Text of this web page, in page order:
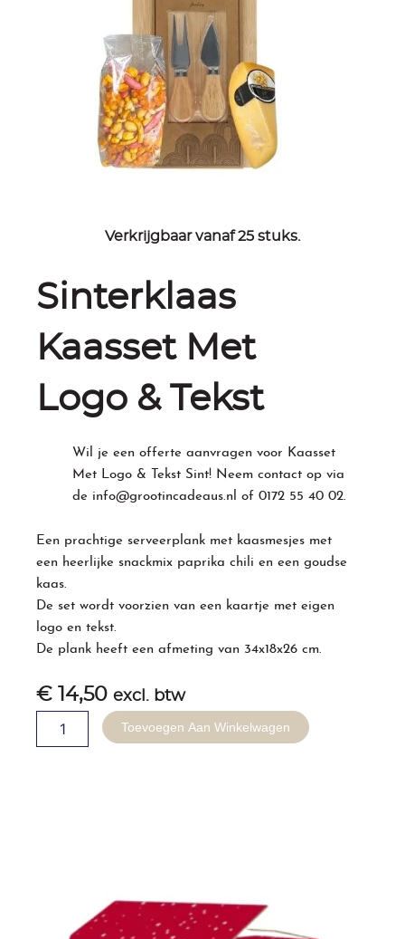
Sinterklaas
Kaasset Met
Logo & Tekst
Wil je een offerte aanvragen voor Kaasset
Met Logo & Tekst Sint! Neem contact op via
de info@grootincadeaus.nl of0172 55 40 02.
Een prachtige serveerplank met kaasmesjes met
een heerlijke snackmix paprika chili en een goudse
kaas.
De set wordt voorzien van een kaartje met eigen
logo en tekst.
De plank heeft een afmeting van 34x18x26 cm.
€ 14,50 excl. btw
Kaasset
Toevoegen Aan Winkelwagen
Verkrijgbaar vanaf 25 stuks.